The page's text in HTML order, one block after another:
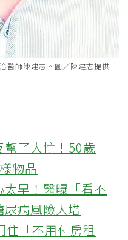
醫師陳建志。圖／陳建志提供
了大忙！50歲
物品
早！醫曝「看不
病風險大增
「不用付房租